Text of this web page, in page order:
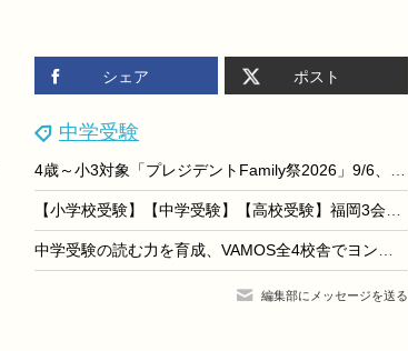
シェア ポスト
中学受験
4歳～小3対象「プレジデントFamily祭2026」9/6、東大医療体験も
【小学校受験】【中学受験】【高校受験】福岡3会場「私立小中高校展」8/22-23
中学受験の読む力を育成、VAMOS全4校舎でヨンデミー導入
編集部にメッセージを送る